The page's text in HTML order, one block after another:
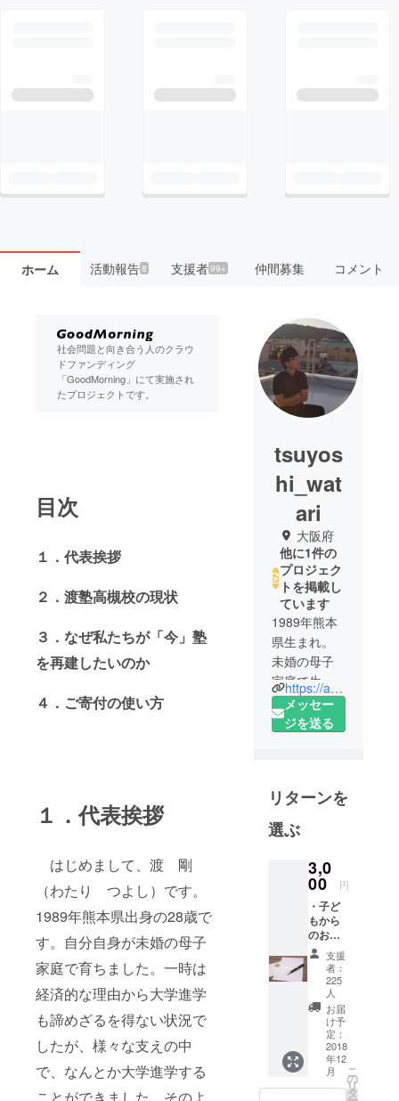
ホーム 活動報告8 支援者99+ 仲間募集 コメント
社会問題と向き合う人のクラウ
ドファンディング
「GoodMorning」にて実施され
たプロジェクトです。
目次
１．代表挨拶
２．渡塾高槻校の現状
３．なぜ私たちが「今」塾
を再建したいのか
４．ご寄付の使い方
１．代表挨拶
はじめまして、渡 剛
（わたり つよし）です。
1989年熊本県出身の28歳で
す。自分自身が未婚の母子
家庭で育ちました。一時は
経済的な理由から大学進学
も諦めざるを得ない状況で
したが、様々な支えの中
で、なんとか大学進学する
tsuyos
hi_wat
ari
大阪府
他に1件の
プロジェク
トを掲載し
ています
1989年熊本
県生まれ。
未婚の母子
家庭で生ま
れ育った自
身の経験を
くーるを設
立。ひとり
親家庭の子
学習支援を
行ってい
趣味はライ
ブやフェス
に行くこ
と。好きな
バンドは
BAWDIES。
https://atto-school.jimdo.com/
メッセー
ジを送る
リターンを
選ぶ
3,0
00 円
・子ど
もから
のお礼
メール
を送付
させて
いただ
きま
す。
支援
者：
225
人
お届
け予
定：
2018
年12
月
こ
の
リ
タ